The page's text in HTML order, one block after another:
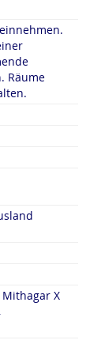
Räume
X